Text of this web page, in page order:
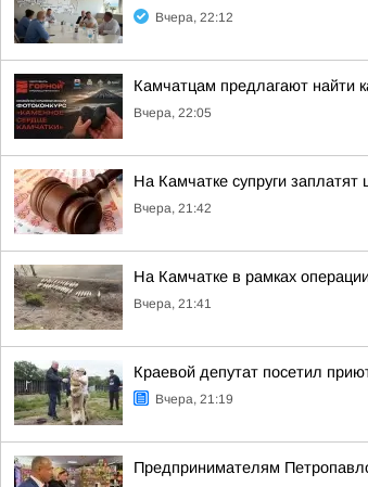
Вчера, 22:12
Камчатцам предлагают найти
Вчера, 22:05
На Камчатке супруги
Вчера, 21:42
На Камчатке в рамках
Вчера, 21:41
Краевой депутат посетил
Вчера, 21:19
Предпринимателям